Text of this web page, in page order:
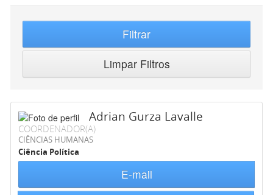
Filtrar
Limpar Filtros
Adrian Gurza Lavalle
COORDENADOR(A)
CIÊNCIAS HUMANAS
Ciência Política
E-mail